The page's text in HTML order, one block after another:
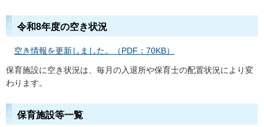
令和8年度の空き状況
空き情報を更新しました。（PDF：70KB）
保育施設に空き状況は、毎月の入退所や保育士の配置状況により変
わります。
保育施設等一覧